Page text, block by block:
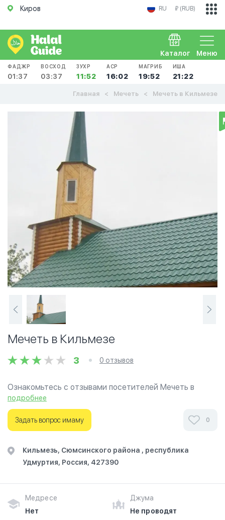
Киров RU ₽ (RUB)
Меню
Каталог
ФАДЖР
01:37
ВОСХОД
03:37
ЗУХР
11:52
АСР
16:02
МАГРИБ
19:52
ИША
21:22
Главная Мечеть Мечеть в Кильмезе
Мечеть в Кильмезе
3 0 отзывов
Ознакомьтесь с отзывами посетителей Мечеть в
Кильмезе в г.Киров на фотографиях и узнайте о часах
работы. Ваше духовное путешествие начинается
здесь.
подробнее
Задать вопрос имаму 0
Кильмезь, Сюмсинского района , республика
Удмуртия, Россия, 427390
Медресе
Нет
Джума
Не проводят